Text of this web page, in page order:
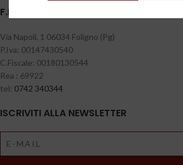
F.LLI BERNETTI S.A.S DI BERNETTI LUCIO
Via Napoli, 1 06034 Foligno (Pg)
P.Iva: 00147430540
C.Fiscale: 00180130544
Rea : 69922
tel: 0742 340344
ISCRIVITI ALLA NEWSLETTER